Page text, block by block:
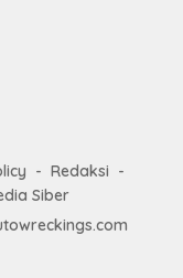
Redaksi
Siber